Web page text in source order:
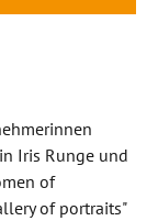
Iris Runge und
of
of portraits"